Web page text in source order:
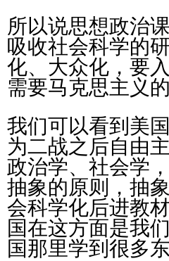
所以说思想政治
吸收社会科学的
化、大众化，要
需要马克思主义
我们可以看到美
为二战之后自由
政治学、社会学
抽象的原则，抽
会科学化后进教
国在这方面是我
国那里学到很多东